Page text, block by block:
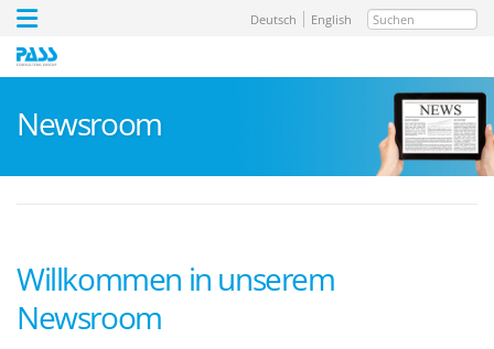
Suchen
Deutsch English
Newsroom
Willkommen in unserem
Newsroom